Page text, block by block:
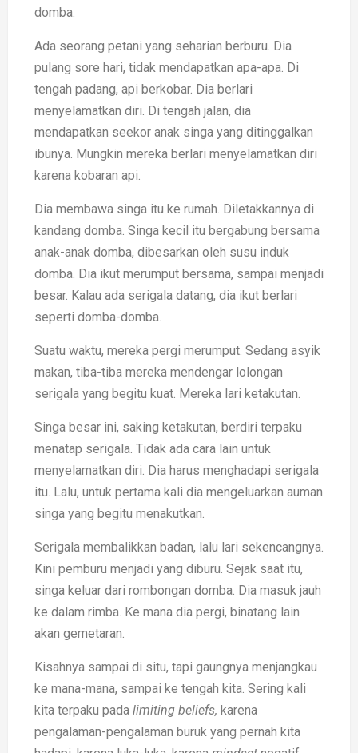
domba.
Ada seorang petani yang seharian berburu. Dia
pulang sore hari, tidak mendapatkan apa-apa. Di
tengah padang, api berkobar. Dia berlari
menyelamatkan diri. Di tengah jalan, dia
mendapatkan seekor anak singa yang ditinggalkan
ibunya. Mungkin mereka berlari menyelamatkan diri
karena kobaran api.
Dia membawa singa itu ke rumah. Diletakkannya di
kandang domba. Singa kecil itu bergabung bersama
anak-anak domba, dibesarkan oleh susu induk
domba. Dia ikut merumput bersama, sampai menjadi
besar. Kalau ada serigala datang, dia ikut berlari
seperti domba-domba.
Suatu waktu, mereka pergi merumput. Sedang asyik
makan, tiba-tiba mereka mendengar lolongan
serigala yang begitu kuat. Mereka lari ketakutan.
Singa besar ini, saking ketakutan, berdiri terpaku
menatap serigala. Tidak ada cara lain untuk
menyelamatkan diri. Dia harus menghadapi serigala
itu. Lalu, untuk pertama kali dia mengeluarkan auman
singa yang begitu menakutkan.
Serigala membalikkan badan, lalu lari sekencangnya.
Kini pemburu menjadi yang diburu. Sejak saat itu,
singa keluar dari rombongan domba. Dia masuk jauh
ke dalam rimba. Ke mana dia pergi, binatang lain
akan gemetaran.
Kisahnya sampai di situ, tapi gaungnya menjangkau
ke mana-mana, sampai ke tengah kita. Sering kali
kita terpaku pada limiting beliefs, karena
pengalaman-pengalaman buruk yang pernah kita